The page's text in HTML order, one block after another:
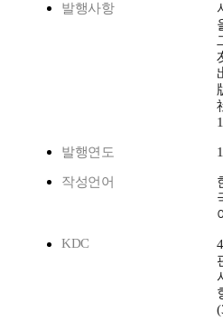
발행사항
발행연도
작성언어
KDC